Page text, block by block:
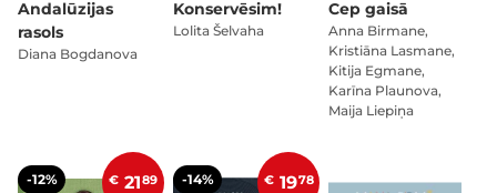
Andalūzijas
rasols
Diana Bogdanova
Konservēsim!
Lolita Šelvaha
Cep gaisā
Anna Birmane,
Kristiāna Lasmane,
Kitija Egmane,
Karīna Plaunova,
Maija Liepiņa
-12% € 2189 -14% € 1978